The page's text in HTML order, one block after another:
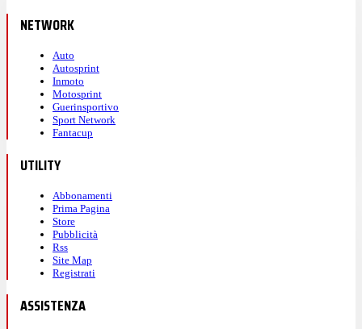
NETWORK
Auto
Autosprint
Inmoto
Motosprint
Guerinsportivo
Sport Network
Fantacup
UTILITY
Abbonamenti
Prima Pagina
Store
Pubblicità
Rss
Site Map
Registrati
ASSISTENZA